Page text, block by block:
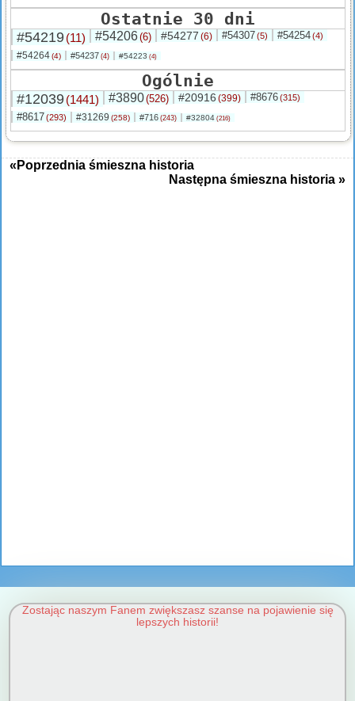
Ostatnie 30 dni
#54219(11) #54206(6) #54277 (6) #54307(5) #54254(4)
#54264(4) #54237 (4) #54223 (4)
Ogólnie
#12039(1441) #3890(526) #20916 (399) #8676(315)
#8617(293) #31269 (258) #716 (243) #32804 (216)
«Poprzednia śmieszna historia
Następna śmieszna historia »
Zostając naszym Fanem zwiększasz szanse na pojawienie się
lepszych historii!